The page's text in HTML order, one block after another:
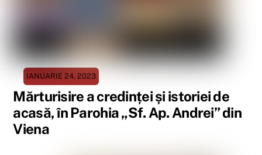
IANUARIE 24, 2023
Mărturisire a credinței și istoriei de
acasă, în Parohia „Sf. Ap. Andrei” din
Viena